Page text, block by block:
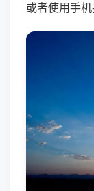
或者使用手机